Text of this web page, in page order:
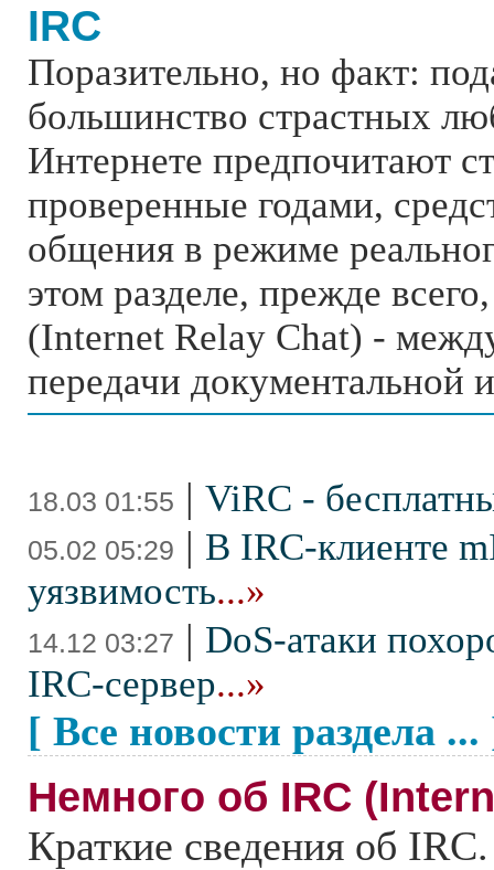
IRC
Поразительно, но факт:
большинство страстных
Интернете предпочитают
проверенные годами,
общения в режиме
этом разделе, прежде
(Internet Relay Chat) -
передачи документальной
18.03 01:55 | ViRC -
05.02 05:29 | В IRC-клиенте
уязвимость...»
14.12 03:27 | DoS-атаки
IRC-сервер...»
[ Все новости раздела ...
Немного об IRC
Краткие сведения об